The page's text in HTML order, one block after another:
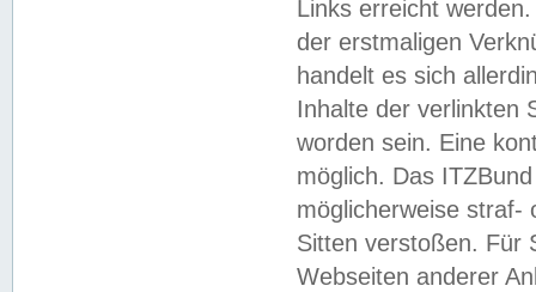
Links erreicht
der erstmaligen
handelt es sich
Inhalte der verlinkten
worden sein. Eine
möglich. Das
möglicherweise straf-
Sitten verstoßen. Für
Webseiten anderer